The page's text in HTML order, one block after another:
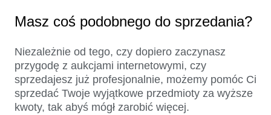
Masz coś podobnego do sprzedania?
Niezależnie od tego, czy dopiero zaczynasz
przygodę z aukcjami internetowymi, czy
sprzedajesz już profesjonalnie, możemy pomóc Ci
sprzedać Twoje wyjątkowe przedmioty za wyższe
kwoty, tak abyś mógł zarobić więcej.